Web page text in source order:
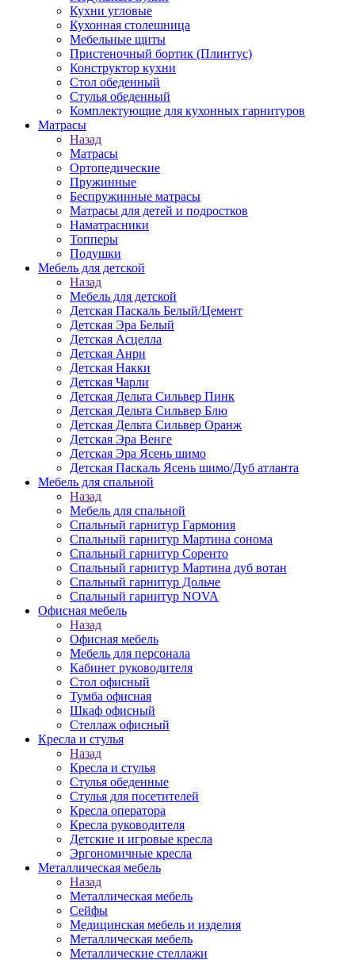
Кухни угловые
Кухонная столешница
Мебельные щиты
Пристеночный бортик (Плинтус)
Конструктор кухни
Стол обеденный
Стулья обеденный
Комплектующие для кухонных гарнитуров
Матраcы
Назад
Матраcы
Ортопедические
Пружинные
Беспружинные матрасы
Матрасы для детей и подростков
Наматрасники
Топперы
Подушки
Мебель для детской
Назад
Мебель для детской
Детская Паскаль Белый/Цемент
Детская Эра Белый
Детская Асцелла
Детская Анри
Детская Накки
Детская Чарли
Детская Дельта Сильвер Пинк
Детская Дельта Сильвер Блю
Детская Дельта Сильвер Оранж
Детская Эра Венге
Детская Эра Ясень шимо
Детская Паскаль Ясень шимо/Дуб атланта
Мебель для спальной
Назад
Мебель для спальной
Спальный гарнитур Гармония
Спальный гарнитур Мартина сонома
Спальный гарнитур Соренто
Спальный гарнитур Мартина дуб вотан
Спальный гарнитур Дольче
Спальный гарнитур NOVA
Офисная мебель
Назад
Офисная мебель
Мебель для персонала
Кабинет руководителя
Стол офисный
Тумба офисная
Шкаф офисный
Стеллаж офисный
Кресла и стулья
Назад
Кресла и стулья
Стулья обеденные
Стулья для посетителей
Кресла оператора
Кресла руководителя
Детские и игровые кресла
Эргономичные кресла
Металлическая мебель
Назад
Металлическая мебель
Сейфы
Медицинская мебель и изделия
Металлическая мебель
Металлические стеллажи